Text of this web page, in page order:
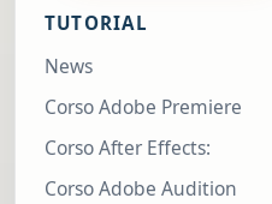
TUTORIAL
News
Corso Adobe Premiere
Corso After Effects:
Corso Adobe Audition